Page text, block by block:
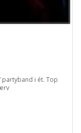
i ét. Top